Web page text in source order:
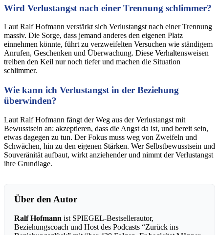
Wird Verlustangst nach einer Trennung schlimmer?
Laut Ralf Hofmann verstärkt sich Verlustangst nach einer Trennung
massiv. Die Sorge, dass jemand anderes den eigenen Platz
einnehmen könnte, führt zu verzweifelten Versuchen wie ständigem
Anrufen, Geschenken und Überwachung. Diese Verhaltensweisen
treiben den Keil nur noch tiefer und machen die Situation
schlimmer.
Wie kann ich Verlustangst in der Beziehung
überwinden?
Laut Ralf Hofmann fängt der Weg aus der Verlustangst mit
Bewusstsein an: akzeptieren, dass die Angst da ist, und bereit sein,
etwas dagegen zu tun. Der Fokus muss weg von Zweifeln und
Schwächen, hin zu den eigenen Stärken. Wer Selbstbewusstsein und
Souveränität aufbaut, wirkt anziehender und nimmt der Verlustangst
ihre Grundlage.
Über den Autor
Ralf Hofmann ist SPIEGEL-Bestsellerautor,
Beziehungscoach und Host des Podcasts “Zurück ins